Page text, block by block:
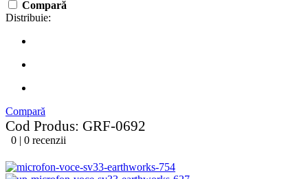
Compară
Distribuie:
Compară
Cod Produs: GRF-0692
0 | 0 recenzii